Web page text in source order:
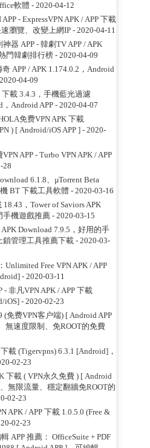
軟體 - 2020-04-12
- ExpressVPN APK / APP 下載
瀏覽、改變上網IP- 2020-04-11
器 APP - 韓劇TV APP / APK
門韓劇排行榜- 2020-04-09
APP / APK 1.174.0.2，Android
04-09
載 3.4.3，手機藍光過濾
Android APP- 2020-04-07
免费VPN APK 下載
) [ Android/iOS APP ]- 2020-
APP - Turbo VPN APK / APP
28
6.1.8、µTorrent Beta
BT 下載工具軟體 - 2020-03-16
，Tower of Saviors APK
手機遊戲推薦- 2020-03-15
Download 7.9.5，好用的手
管理工具推薦下載- 2020-03-
Unlimited Free VPN APK / APP
- 2020-03-11
非凡VPN APK / APP 下載
iOS]- 2020-02-23
(免费VPN客户端) [ Android APP
無速度限制、免ROOT的免費
載 (Tigervpns) 6.3.1 [Android]，
02-23
下載 ( VPN永久免費 ) [ Android
無限流量、穩定翻牆免ROOT的
02-23
APK / APP 下載 1.0.5.0 (Free &
02-23
APP 推薦： OfficeSuite + PDF